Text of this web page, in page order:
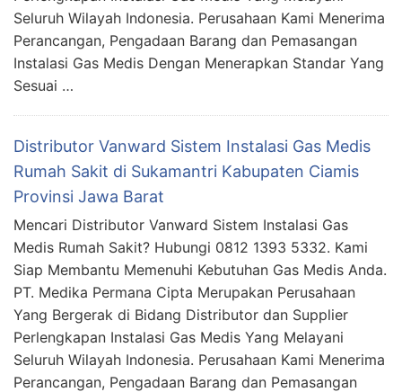
Seluruh Wilayah Indonesia. Perusahaan Kami Menerima
Perancangan, Pengadaan Barang dan Pemasangan
Instalasi Gas Medis Dengan Menerapkan Standar Yang
Sesuai …
Distributor Vanward Sistem Instalasi Gas Medis
Rumah Sakit di Sukamantri Kabupaten Ciamis
Provinsi Jawa Barat
Mencari Distributor Vanward Sistem Instalasi Gas
Medis Rumah Sakit? Hubungi 0812 1393 5332. Kami
Siap Membantu Memenuhi Kebutuhan Gas Medis Anda.
PT. Medika Permana Cipta Merupakan Perusahaan
Yang Bergerak di Bidang Distributor dan Supplier
Perlengkapan Instalasi Gas Medis Yang Melayani
Seluruh Wilayah Indonesia. Perusahaan Kami Menerima
Perancangan, Pengadaan Barang dan Pemasangan